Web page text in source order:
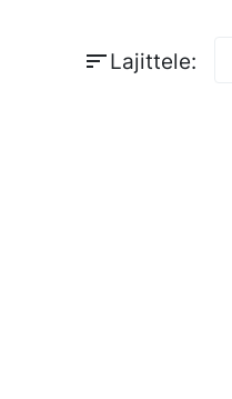
sortLajittele: